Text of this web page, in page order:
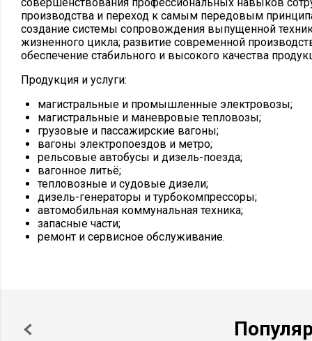
производства и переход к самым передовым
создание системы сопровождения выпущенной
жизненного цикла; развитие современной
обеспечение стабильного и высокого качества
Продукция и услуги:
магистральные и промышленные электровозы;
магистральные и маневровые тепловозы;
грузовые и пассажирские вагоны;
вагоны электропоездов и метро;
рельсовые автобусы и дизель-поезда;
вагонное литьё;
тепловозные и судовые дизели;
дизель-генераторы и турбокомпрессоры;
автомобильная коммунальная техника;
запасные части;
ремонт и сервисное обслуживание.